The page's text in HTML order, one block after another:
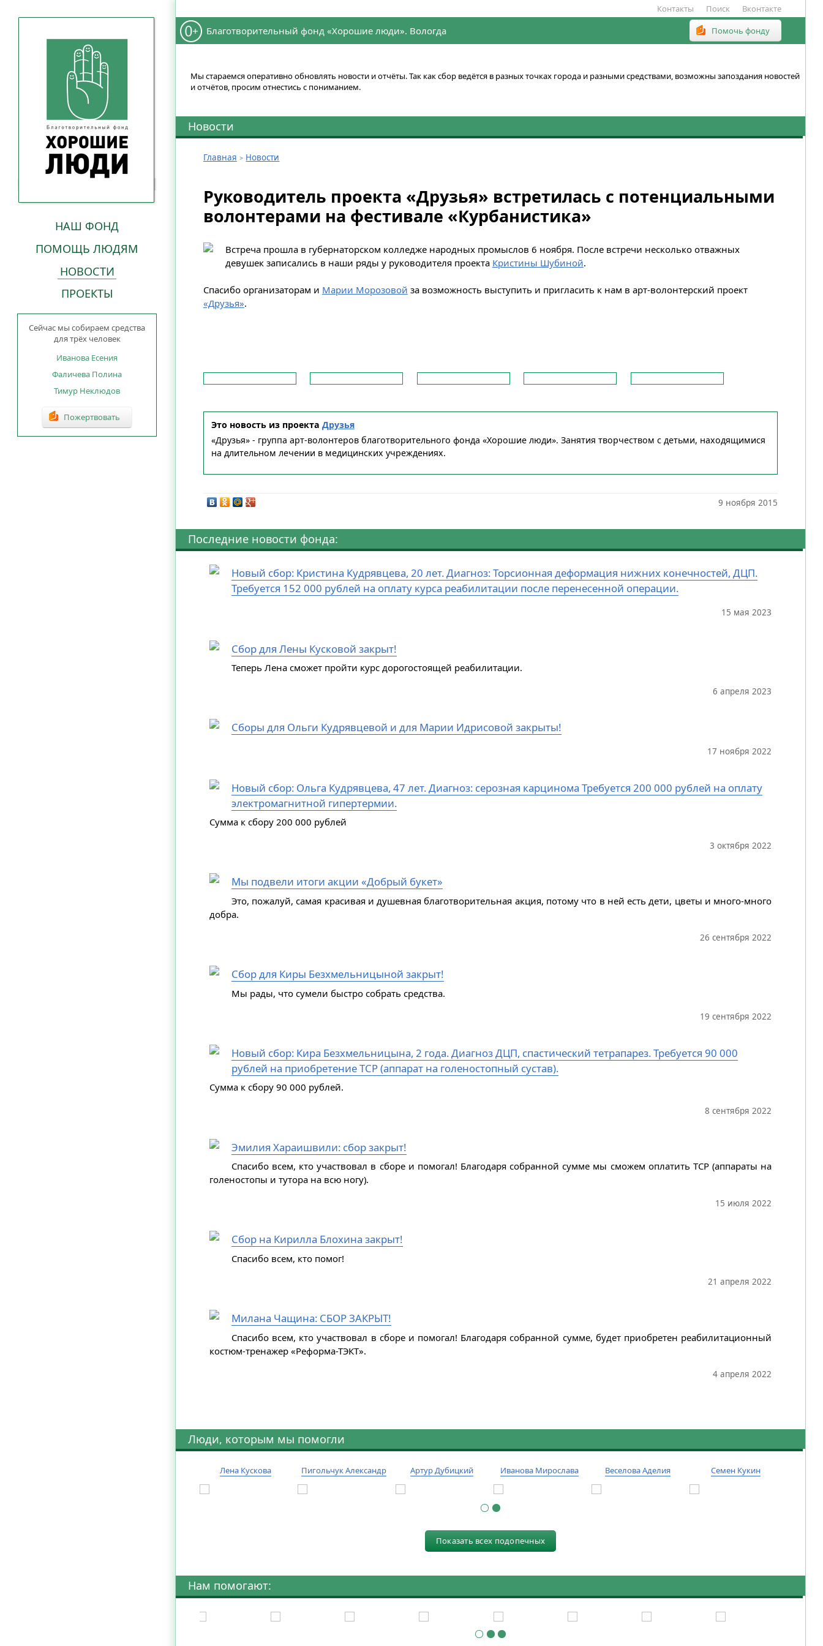
НАШ ФОНД
ПОМОЩЬ ЛЮДЯМ
НОВОСТИ
ПРОЕКТЫ
Сейчас мы собираем средства
для трёх человек
Иванова Есения
Фаличева Полина
Тимур Неклюдов
Пожертвовать
Контакты Поиск Вконтакте
Благотворительный фонд «Хорошие люди». Вологда Помочь фонду
Мы стараемся оперативно обновлять новости и отчёты. Так как сбор ведётся в разных точках города и разными средствами, возможны запоздания новостей
и отчётов, просим отнестись с пониманием.
Новости
Главная Новости
Руководитель проекта «Друзья» встретилась с потенциальными
волонтерами на фестивале «Курбанистика»
Встреча прошла в губернаторском колледже народных промыслов 6 ноября. После встречи несколько отважных
девушек записались в наши ряды у руководителя проекта Кристины Шубиной.
Спасибо организаторам и Марии Морозовой за возможность выступить и пригласить к нам в арт-волонтерский проект
«Друзья».
Это новость из проекта Друзья
«Друзья» - группа арт-волонтеров благотворительного фонда «Хорошие люди». Занятия творчеством с детьми, находящимися
на длительном лечении в медицинских учреждениях.
9 ноября 2015
Последние новости фонда:
Новый сбор: Кристина Кудрявцева, 20 лет. Диагноз: Торсионная деформация нижних конечностей, ДЦП.
Требуется 152 000 рублей на оплату курса реабилитации после перенесенной операции.
15 мая 2023
Сбор для Лены Кусковой закрыт!
Теперь Лена сможет пройти курс дорогостоящей реабилитации.
6 апреля 2023
Сборы для Ольги Кудрявцевой и для Марии Идрисовой закрыты!
17 ноября 2022
Новый сбор: Ольга Кудрявцева, 47 лет. Диагноз: серозная карцинома Требуется 200 000 рублей на оплату
электромагнитной гипертермии.
Сумма к сбору 200 000 рублей
3 октября 2022
Мы подвели итоги акции «Добрый букет»
Это, пожалуй, самая красивая и душевная благотворительная акция, потому что в ней есть дети, цветы и много-много
добра.
26 сентября 2022
Сбор для Киры Безхмельницыной закрыт!
Мы рады, что сумели быстро собрать средства.
19 сентября 2022
Новый сбор: Кира Безхмельницына, 2 года. Диагноз ДЦП, спастический тетрапарез. Требуется 90 000
рублей на приобретение ТСР (аппарат на голеностопный сустав).
Сумма к сбору 90 000 рублей.
8 сентября 2022
Эмилия Хараишвили: сбор закрыт!
Спасибо всем, кто участвовал в сборе и помогал! Благодаря собранной сумме мы сможем оплатить ТСР (аппараты на
голеностопы и тутора на всю ногу).
15 июля 2022
Сбор на Кирилла Блохина закрыт!
Спасибо всем, кто помог!
21 апреля 2022
Милана Чащина: СБОР ЗАКРЫТ!
Спасибо всем, кто участвовал в сборе и помогал! Благодаря собранной сумме, будет приобретен реабилитационный
костюм-тренажер «Реформа-ТЭКТ».
4 апреля 2022
Люди, которым мы помогли
Лена Кускова Пигольчук Александр Артур Дубицкий Иванова Мирослава Веселова Аделия Семен Кукин
Показать всех подопечных
Нам помогают: